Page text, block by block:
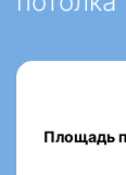
Площадь